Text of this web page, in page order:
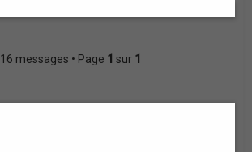
16 messages • Page 1 sur 1